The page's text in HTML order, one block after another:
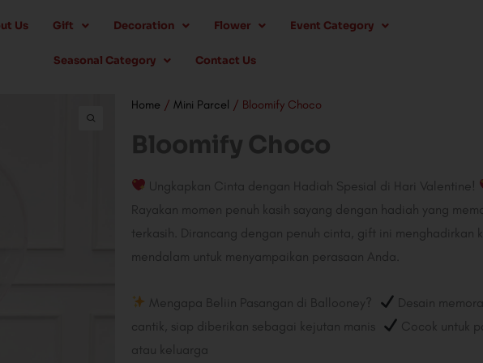
Us Gift Decoration Flower Event Category
Seasonal Category Contact Us
Home / Mini Parcel / Bloomify Choco
Bloomify Choco
Ungkapkan Cinta dengan Hadiah Spesial di Hari Valentine!
Rayakan momen penuh kasih sayang dengan hadiah yang
terkasih. Dirancang dengan penuh cinta, gift ini menghadirkan
mendalam untuk menyampaikan perasaan Anda.
Mengapa Beliin Pasangan di Ballooney? Desain
cantik, siap diberikan sebagai kejutan manis
Cocok untuk
atau keluarga